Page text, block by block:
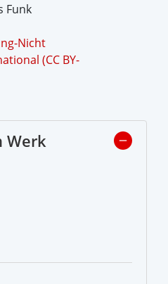
Funk
Nicht
(CC BY-
Werk